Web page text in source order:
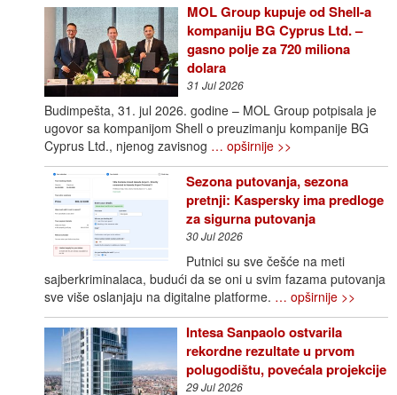
MOL Group kupuje od Shell-a
kompaniju BG Cyprus Ltd. –
gasno polje za 720 miliona
dolara
31 Jul 2026
Budimpešta, 31. jul 2026. godine – MOL Group potpisala je
ugovor sa kompanijom Shell o preuzimanju kompanije BG
Cyprus Ltd., njenog zavisnog … opširnije >>
Sezona putovanja, sezona
pretnji: Kaspersky ima predloge
za sigurna putovanja
30 Jul 2026
Putnici su sve češće na meti
sajberkriminalaca, budući da se oni u svim fazama putovanja
sve više oslanjaju na digitalne platforme. … opširnije >>
Intesa Sanpaolo ostvarila
rekordne rezultate u prvom
polugodištu, povećala projekcije
29 Jul 2026